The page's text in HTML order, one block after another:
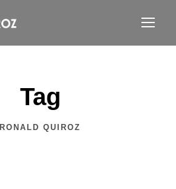
Tag
RONALD QUIROZ